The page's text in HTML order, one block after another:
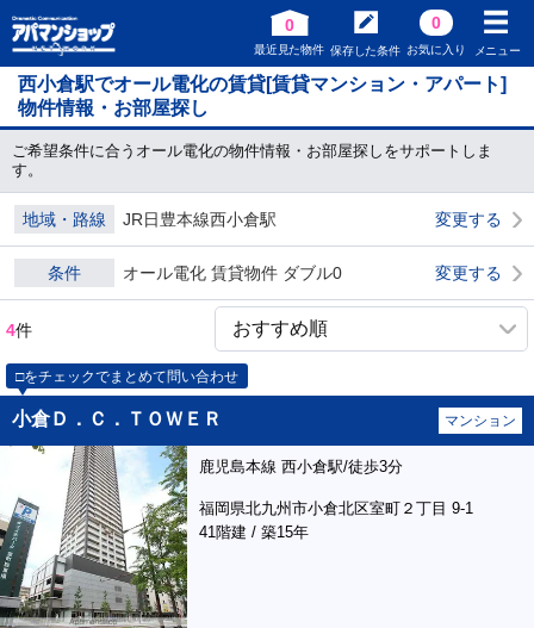
0
最近見た物件 保存した条件
0
お気に入り メニュー
西小倉駅でオール電化の賃貸[賃貸マンション・アパート]
物件情報・お部屋探し
ご希望条件に合うオール電化の物件情報・お部屋探しをサポートしま
す。
地域・路線 JR日豊本線西小倉駅 変更する
条件 オール電化 賃貸物件 ダブル0 変更する
4件
□をチェックでまとめて問い合わせ
小倉Ｄ．Ｃ．ＴＯＷＥＲ マンション
鹿児島本線 西小倉駅/徒歩3分
福岡県北九州市小倉北区室町２丁目 9-1
41階建 / 築15年